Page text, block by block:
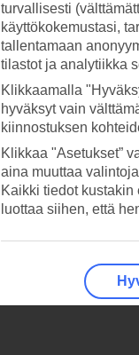
turvallisesti
käyttökokemustasi,
tallentamaan
tilastot ja analytiikka
Klikkaamalla
hyväksyt vain
kiinnostuksen
Klikkaa "Asetukset”
aina muuttaa
Kaikki tiedot kustakin
luottaa siihen, että